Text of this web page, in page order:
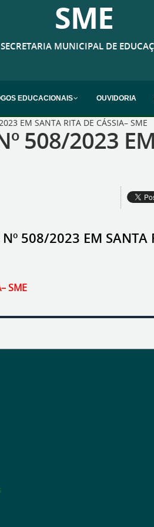
SME
SECRETARIA MUNICIPAL DE
EDUCACIONAIS OUVIDORIA
EM SANTA RITA DE CÁSSIA– SME
508/2023
508/2023 EM SANTA
SME